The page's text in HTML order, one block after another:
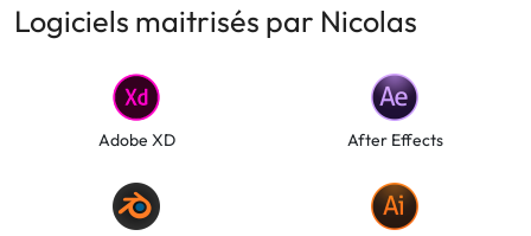
Logiciels maitrisés par Nicolas
Adobe XD After Effects